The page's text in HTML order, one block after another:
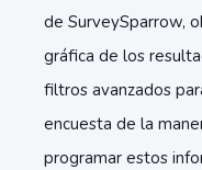
de SurveySparrow,
gráfica de los
filtros avanzados
encuesta de la
programar estos